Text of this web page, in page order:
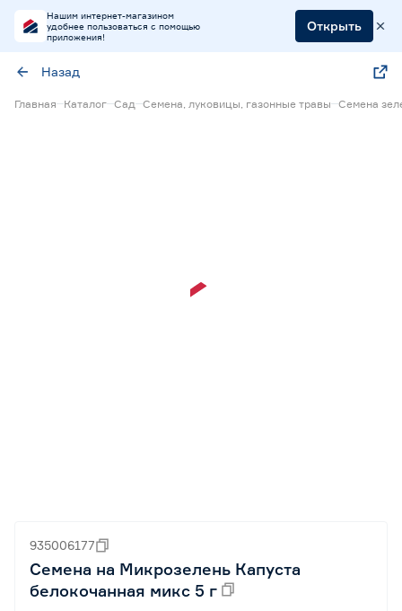
Нашим интернет-магазином
удобнее пользоваться с помощью
приложения!
Открыть
Назад
Главная Каталог Сад Семена, луковицы, газонные травы Семена
935006177
Семена на Микрозелень Капуста
белокочанная микс 5 г